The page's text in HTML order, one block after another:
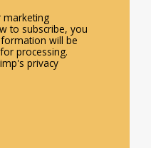
marketing
to subscribe, you
will be
processing.
privacy